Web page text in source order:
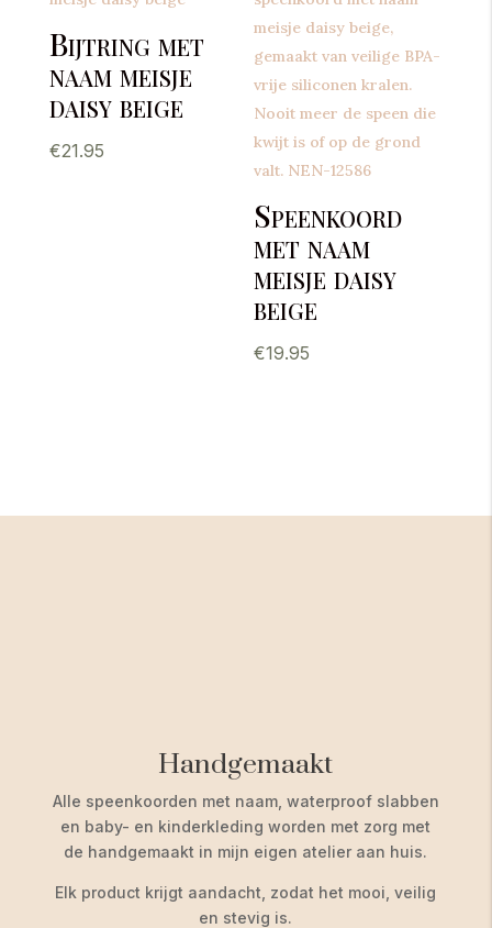
Bijtring met
naam meisje
daisy beige
€21.95
Speenkoord
met naam
meisje daisy
beige
€19.95
Handgemaakt
Alle speenkoorden met naam, waterproof slabben
en baby- en kinderkleding worden met zorg met
de handgemaakt in mijn eigen atelier aan huis.
Elk product krijgt aandacht, zodat het mooi, veilig
en stevig is.